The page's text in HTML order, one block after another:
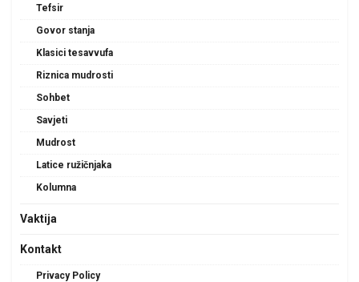
Tefsir
Govor stanja
Klasici tesavvufa
Riznica mudrosti
Sohbet
Savjeti
Mudrost
Latice ružičnjaka
Kolumna
Vaktija
Kontakt
Privacy Policy